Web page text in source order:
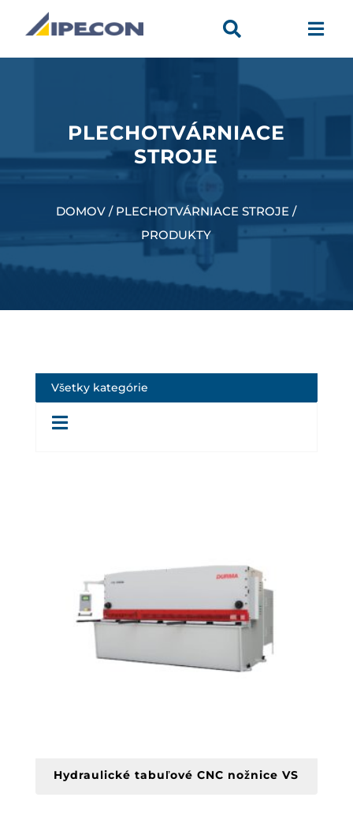
 
PLECHOTVÁRNIACE
STROJE
DOMOV / PLECHOTVÁRNIACE STROJE /
PRODUKTY
Všetky kategórie

Hydraulické tabuľové CNC nožnice VS